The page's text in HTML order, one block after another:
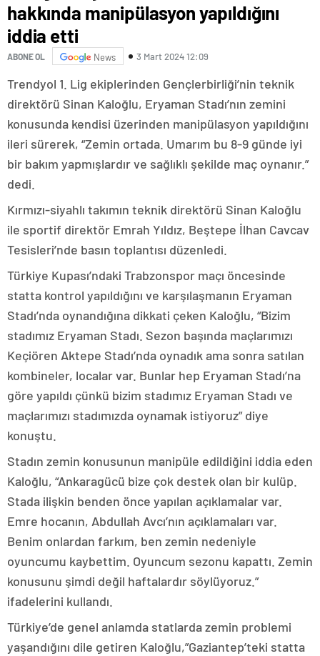
hakkında manipülasyon yapıldığını
iddia etti
ABONE OL News 3 Mart 2024 12:09
Trendyol 1. Lig ekiplerinden Gençlerbirliği’nin teknik
direktörü Sinan Kaloğlu, Eryaman Stadı’nın zemini
konusunda kendisi üzerinden manipülasyon yapıldığını
ileri sürerek, “Zemin ortada. Umarım bu 8-9 günde iyi
bir bakım yapmışlardır ve sağlıklı şekilde maç oynanır.”
dedi.
Kırmızı-siyahlı takımın teknik direktörü Sinan Kaloğlu
ile sportif direktör Emrah Yıldız, Beştepe İlhan Cavcav
Tesisleri’nde basın toplantısı düzenledi.
Türkiye Kupası’ndaki Trabzonspor maçı öncesinde
statta kontrol yapıldığını ve karşılaşmanın Eryaman
Stadı’nda oynandığına dikkati çeken Kaloğlu, “Bizim
stadımız Eryaman Stadı. Sezon başında maçlarımızı
Keçiören Aktepe Stadı’nda oynadık ama sonra satılan
kombineler, localar var. Bunlar hep Eryaman Stadı’na
göre yapıldı çünkü bizim stadımız Eryaman Stadı ve
maçlarımızı stadımızda oynamak istiyoruz” diye
konuştu.
Stadın zemin konusunun manipüle edildiğini iddia eden
Kaloğlu, “Ankaragücü bize çok destek olan bir kulüp.
Stada ilişkin benden önce yapılan açıklamalar var.
Emre hocanın, Abdullah Avcı’nın açıklamaları var.
Benim onlardan farkım, ben zemin nedeniyle
oyuncumu kaybettim. Oyuncum sezonu kapattı. Zemin
konusunu şimdi değil haftalardır söylüyoruz.”
ifadelerini kullandı.
Türkiye’de genel anlamda statlarda zemin problemi
yaşandığını dile getiren Kaloğlu,”Gaziantep’teki statta